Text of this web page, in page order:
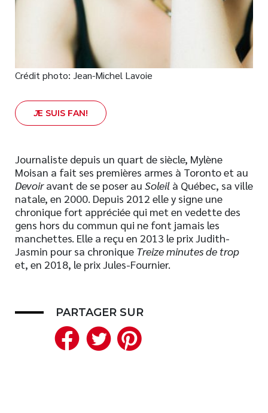
Crédit photo: Jean-Michel Lavoie
JE SUIS FAN!
Journaliste depuis un quart de siècle, Mylène
Moisan a fait ses premières armes à Toronto et au
Devoiravant de se poser au Soleil à Québec, sa ville
natale, en 2000. Depuis 2012 elle y signe une
chronique fort appréciée qui met en vedette des
gens hors du commun qui ne font jamais les
manchettes. Elle a reçu en 2013 le prix Judith-
Jasmin pour sa chronique Treize minutes de trop
et, en 2018, le prix Jules-Fournier.
PARTAGER SUR
Facebook
Twitter